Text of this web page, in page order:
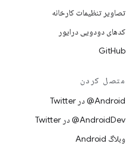
تصاویر تنظیمات کارخانه
کدهای دودویی درایور
GitHub
متصل کردن
Android@ در Twitter
AndroidDev@ در Twitter
وبلاگ Android